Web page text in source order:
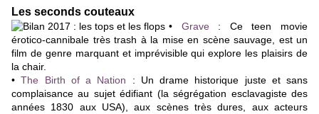
Les seconds couteaux
• Grave : Ce teen movie
érotico-cannibale très trash à la mise en scène sauvage, est un
film de genre marquant et imprévisible qui explore les plaisirs de
la chair.
•The Birth of a Nation : Un drame historique juste et sans
complaisance au sujet édifiant (la ségrégation esclavagiste des
années 1830 aux USA), aux scènes très dures, aux acteurs